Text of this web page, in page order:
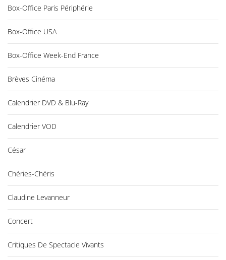
Box-Office Paris Périphérie
Box-Office USA
Box-Office Week-End France
Brèves Cinéma
Calendrier DVD & Blu-Ray
Calendrier VOD
César
Chéries-Chéris
Claudine Levanneur
Concert
Critiques De Spectacle Vivants